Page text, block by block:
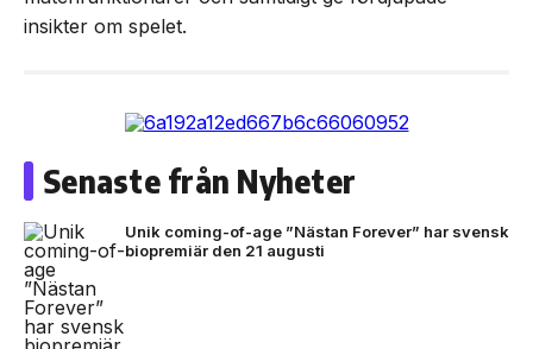
insikter om spelet.
Senaste från Nyheter
Unik coming-of-age ”Nästan Forever” har svensk
biopremiär den 21 augusti